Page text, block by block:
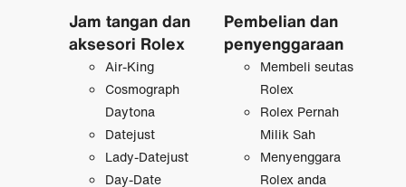
Jam tangan dan
aksesori Rolex
Air-King
Cosmograph
Daytona
Datejust
Lady-Datejust
Day-Date
Pembelian dan
penyenggaraan
Membeli seutas
Rolex
Rolex Pernah
Milik Sah
Menyenggara
Rolex anda